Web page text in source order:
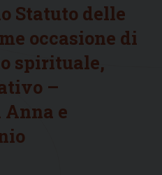
Statuto delle
occasione di
spirituale,
–
e